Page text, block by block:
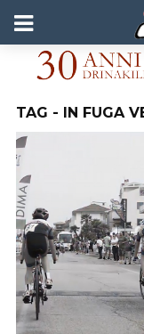
TAG - IN FUGA